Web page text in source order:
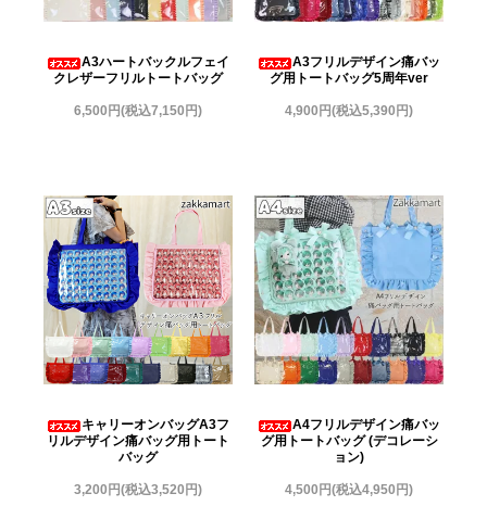
A3ハートバックルフェイ
クレザーフリルトートバッグ
6,500円(税込7,150円)
A3フリルデザイン痛バッ
グ用トートバッグ5周年ver
4,900円(税込5,390円)
キャリーオンバッグA3フ
リルデザイン痛バッグ用トート
バッグ
3,200円(税込3,520円)
A4フリルデザイン痛バッ
グ用トートバッグ (デコレーシ
ョン)
4,500円(税込4,950円)